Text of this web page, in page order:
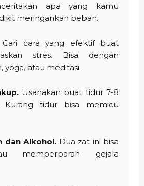
apa yang kamu
meringankan beban.
cara yang efektif buat
stres. Bisa dengan
yoga, atau meditasi.
Usahakan buat tidur 7-8
tidur bisa memicu
dan Alkohol.Dua zat ini bisa
memperparah gejala